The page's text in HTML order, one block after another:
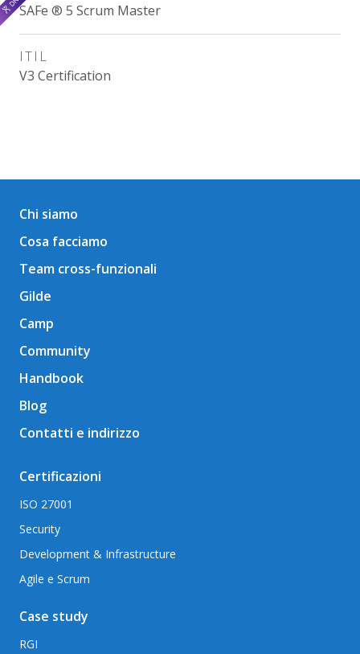
SAFe ® 5 Scrum Master
ITIL
V3 Certification
Chi siamo
Cosa facciamo
Team cross-funzionali
Gilde
Camp
Community
Handbook
Blog
Contatti e indirizzo
Certificazioni
ISO 27001
Security
Development & Infrastructure
Agile e Scrum
Case study
RGI